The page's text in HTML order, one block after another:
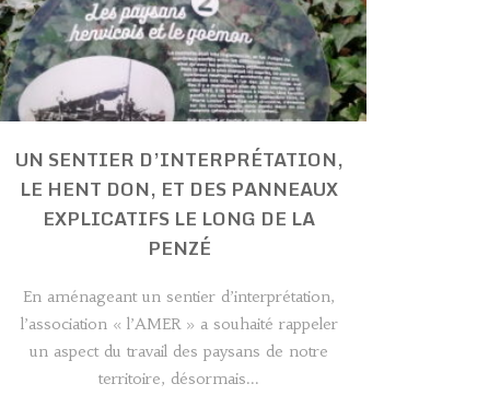
UN SENTIER D’INTERPRÉTATION,
LE HENT DON, ET DES PANNEAUX
EXPLICATIFS LE LONG DE LA
PENZÉ
En aménageant un sentier d’interprétation,
l’association « l’AMER » a souhaité rappeler
un aspect du travail des paysans de notre
territoire, désormais...